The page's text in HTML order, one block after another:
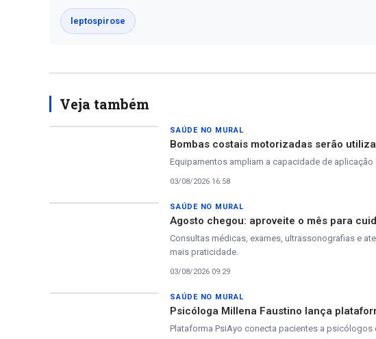
leptospirose
Veja também
SAÚDE NO MURAL
Bombas costais motorizadas serão
Equipamentos ampliam a capacidade de
03/08/2026 16:58
SAÚDE NO MURAL
Agosto chegou: aproveite o mês para
Consultas médicas, exames, ultrassonografias e
mais praticidade.
03/08/2026 09:29
SAÚDE NO MURAL
Psicóloga Millena Faustino lança
Plataforma PsiAyo conecta pacientes a